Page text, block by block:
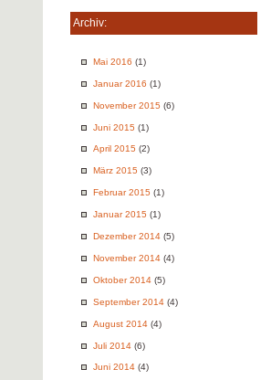
Archiv:
Mai 2016 (1)
Januar 2016 (1)
November 2015 (6)
Juni 2015 (1)
April 2015 (2)
März 2015 (3)
Februar 2015 (1)
Januar 2015 (1)
Dezember 2014 (5)
November 2014 (4)
Oktober 2014 (5)
September 2014 (4)
August 2014 (4)
Juli 2014 (6)
Juni 2014 (4)